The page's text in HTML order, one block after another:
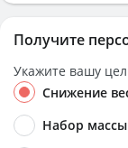
Получите
Укажите вашу
Снижение
Набор массы